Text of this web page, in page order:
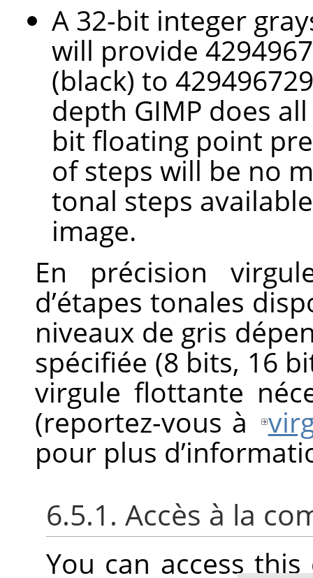
A 32-bit integer
will provide
(black) to
depth GIMP does
bit floating point
of steps will be no
tonal steps
image.
En précision
d’étapes tonales
niveaux de gris
spécifiée (8 bits, 16
virgule flottante
(reportez-vous à
pour plus
6.5.1. Accès à la
You can access